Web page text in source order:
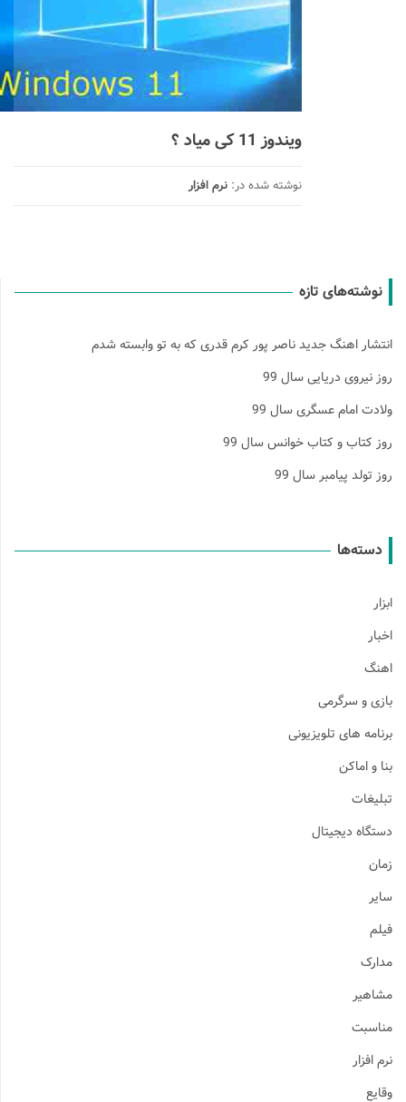
ویندوز 11 کی میاد ؟
نوشته شده در:نرم افزار
نوشته‌های تازه
اهنگ جدید ناصر پور کرم قدری که به تو وابسته شدم
نیروی دریایی سال 99
امام عسگری سال 99
کتاب و کتاب خوانس سال 99
تولد پیامبر سال 99
دسته‌ها
و سرگرمی
های تلویزیونی
و اماکن
دیجیتال
افزار